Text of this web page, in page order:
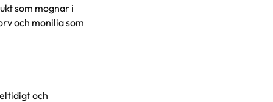
som mognar i
och monilia som
och